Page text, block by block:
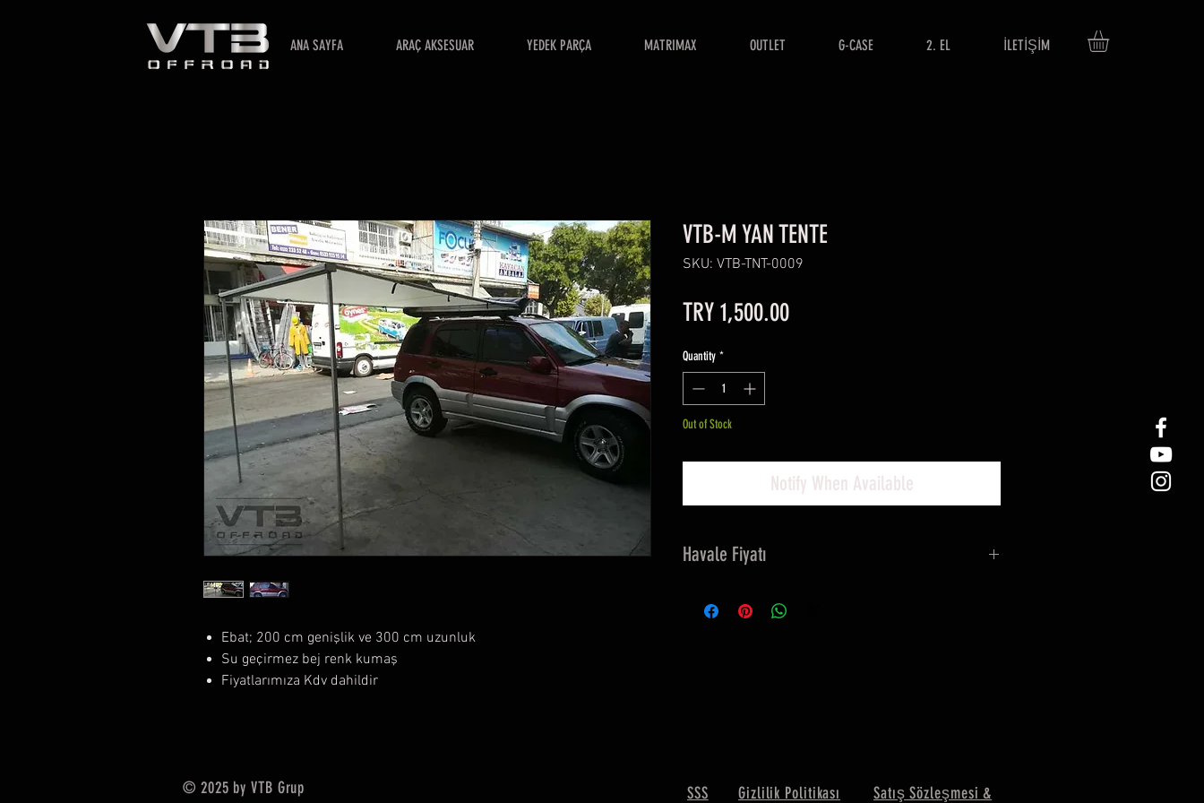
ANA SAYFA ARAÇ AKSESUAR YEDEK PARÇA MATRIMAX OUTLET G-CASE 2. EL İLETİŞİM
Ebat; 200 cm genişlik ve 300 cm uzunluk
Su geçirmez bej renk kumaş
Fiyatlarımıza Kdv dahildir
VTB-M YAN TENTE
SKU: VTB-TNT-0009
TRY 1,500.00Price
Quantity *
Out of Stock
Notify When Available
Havale Fiyatı
© 2025 by VTB Grup SSS Gizlilik Politikası Satış Sözleşmesi &